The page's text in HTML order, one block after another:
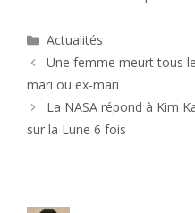
Catégories
Actualités
Une femme meurt tous
mari ou ex-mari
La NASA répond à Kim
sur la Lune 6 fois